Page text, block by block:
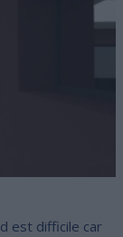
est difficile car